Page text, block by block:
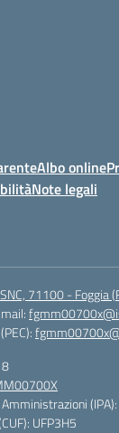
Albo online
Note legali
71100 - Foggia
Amministrazioni
UFP3H5